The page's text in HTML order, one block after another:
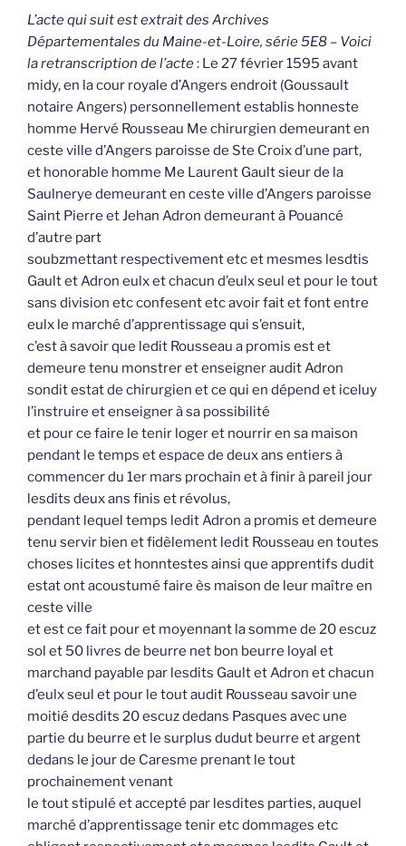
L’acte qui suit est extrait des Archives
Départementales du Maine-et-Loire, série 5E8 – Voici
la retranscription de l’acte: Le 27 février 1595 avant
midy, en la cour royale d’Angers endroit (Goussault
notaire Angers) personnellement establis honneste
homme Hervé Rousseau Me chirurgien demeurant en
ceste ville d’Angers paroisse de Ste Croix d’une part,
et honorable homme Me Laurent Gault sieur de la
Saulnerye demeurant en ceste ville d’Angers paroisse
Saint Pierre et Jehan Adron demeurant à Pouancé
d’autre part
soubzmettant respectivement etc et mesmes lesdtis
Gault et Adron eulx et chacun d’eulx seul et pour le tout
sans division etc confesent etc avoir fait et font entre
eulx le marché d’apprentissage qui s’ensuit,
c’est à savoir que ledit Rousseau a promis est et
demeure tenu monstrer et enseigner audit Adron
sondit estat de chirurgien et ce qui en dépend et iceluy
l’instruire et enseigner à sa possibilité
et pour ce faire le tenir loger et nourrir en sa maison
pendant le temps et espace de deux ans entiers à
commencer du 1er mars prochain et à finir à pareil jour
lesdits deux ans finis et révolus,
pendant lequel temps ledit Adron a promis et demeure
tenu servir bien et fidèlement ledit Rousseau en toutes
choses licites et honntestes ainsi que apprentifs dudit
estat ont acoustumé faire ès maison de leur maître en
ceste ville
et est ce fait pour et moyennant la somme de 20 escuz
sol et 50 livres de beurre net bon beurre loyal et
marchand payable par lesdits Gault et Adron et chacun
d’eulx seul et pour le tout audit Rousseau savoir une
moitié desdits 20 escuz dedans Pasques avec une
partie du beurre et le surplus dudut beurre et argent
dedans le jour de Caresme prenant le tout
prochainement venant
le tout stipulé et accepté par lesdites parties, auquel
marché d’apprentissage tenir etc dommages etc